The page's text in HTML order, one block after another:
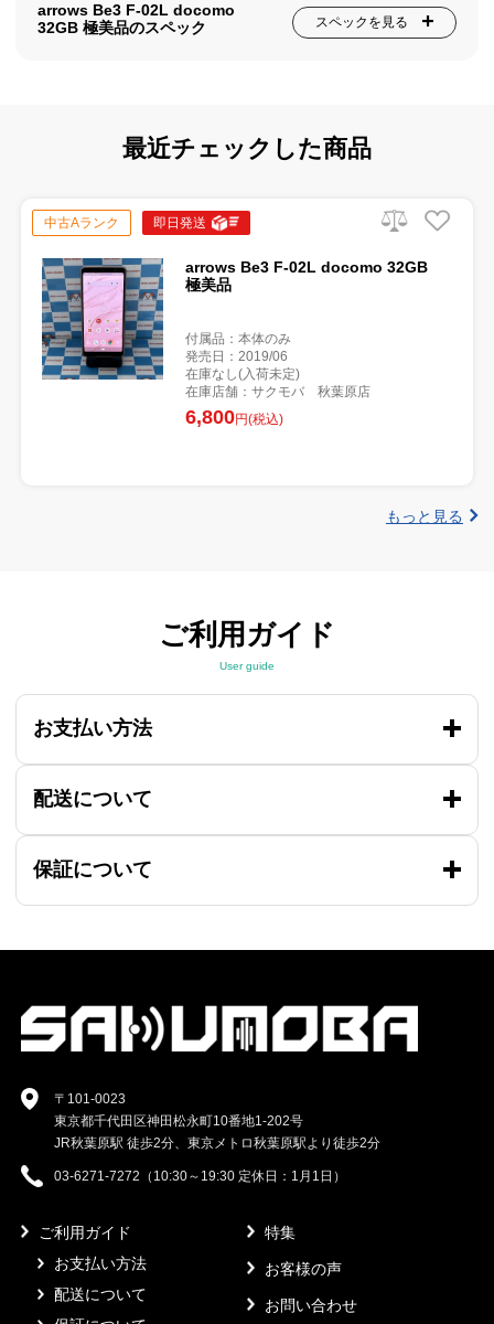
arrows Be3 F-02L docomo
32GB 極美品のスペック
スペックを見る
最近チェックした商品
中古Aランク 即日発送
arrows Be3 F-02L docomo 32GB
極美品
付属品：本体のみ
発売日：2019/06
在庫なし(入荷未定)
在庫店舗：サクモバ 秋葉原店
6,800円(税込)
もっと見る
ご利用ガイド
User guide
お支払い方法
配送について
保証について
〒101-0023
東京都千代田区神田松永町10番地1-202号
JR秋葉原駅 徒歩2分、東京メトロ秋葉原駅より徒歩2分
03-6271-7272（10:30～19:30 定休日：1月1日）
ご利用ガイド
お支払い方法
配送について
特集
お客様の声
お問い合わせ